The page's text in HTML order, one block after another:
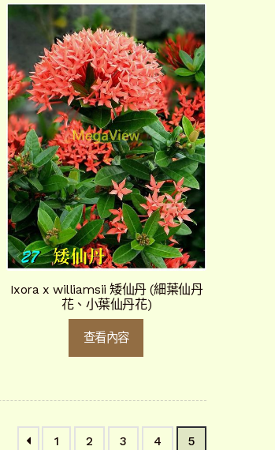
Ixora x williamsii 矮仙丹 (細葉仙丹
花、小葉仙丹花)
查看內容
1 2 3 4 5